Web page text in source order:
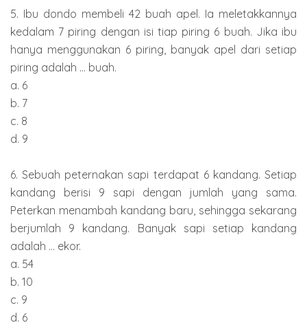
5. Ibu dondo membeli 42 buah apel. Ia meletakkannya
kedalam 7 piring dengan isi tiap piring 6 buah. Jika ibu
hanya menggunakan 6 piring, banyak apel dari setiap
piring adalah ... buah.
a. 6
b. 7
c. 8
d. 9
6. Sebuah peternakan sapi terdapat 6 kandang. Setiap
kandang berisi 9 sapi dengan jumlah yang sama.
Peterkan menambah kandang baru, sehingga sekarang
berjumlah 9 kandang. Banyak sapi setiap kandang
adalah ... ekor.
a. 54
b. 10
c. 9
d. 6